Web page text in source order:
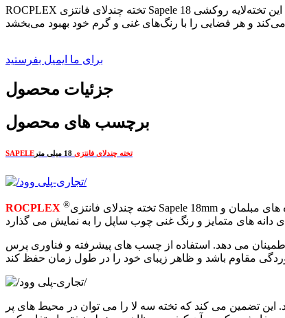
ROCPLEX تخته چندلای فانتزی Sapele 18 میلی متری به دقت برای زیبایی و عملکرد برتر ساخته شده است. این تخته سه لا ایده‌آل برای فضاهای داخلی سطح بالا و مبلمان سفارشی است، این تخته‌لایه روکشی
برای ما ایمیل بفرستید
جزئیات محصول
برچسب های محصول
SAPELE تخته چندلای فانتزی 18 میلی متر
ROCPLEX ®تخته چندلای فانتزی Sapele 18mm به دلیل کیفیت استثنایی و جذابیت زیبایی شناخته شده است. این تخته سه لا تزئینی زیبایی طبیعی چوب ساپله را با دوام مورد نیاز برای پروژه های مبلمان و
می دهد. استفاده از چسب های پیشرفته و فناوری پرس
این تضمین می کند که تخته سه لا را می توان در محیط های پر